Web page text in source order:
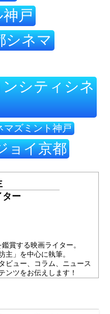
戸
シネマ
シティシネ
マズミント神戸
ョイ京都
ター
賞する映画ライター。
主」を中心に執筆。
ビュー、コラム、ニュース
ンツをお伝えします！